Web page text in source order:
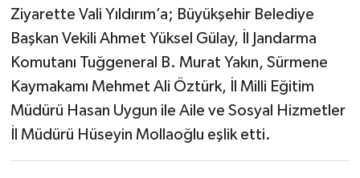
Ziyarette Vali Yıldırım’a; Büyükşehir Belediye
Başkan Vekili Ahmet Yüksel Gülay, İl Jandarma
Komutanı Tuğgeneral B. Murat Yakın, Sürmene
Kaymakamı Mehmet Ali Öztürk, İl Milli Eğitim
Müdürü Hasan Uygun ile Aile ve Sosyal Hizmetler
İl Müdürü Hüseyin Mollaoğlu eşlik etti.